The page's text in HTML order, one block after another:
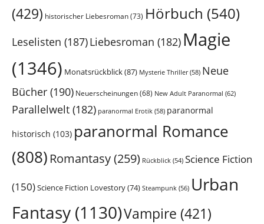
(429) historischer Liebesroman(73) Hörbuch (540)
Leselisten (187)Liebesroman (182) Magie
(1346) Monatsrückblick(87) Mysterie Thriller(58) Neue
Bücher (190) Neuerscheinungen(68) New Adult Paranormal (62)
Parallelwelt (182) paranormal Erotik (58) paranormal
historisch (103) paranormal Romance
(808) Romantasy(259) Rückblick (54) Science Fiction
(150)Science Fiction Lovestory(74) Steampunk (56) Urban
Fantasy (1130)Vampire (421)